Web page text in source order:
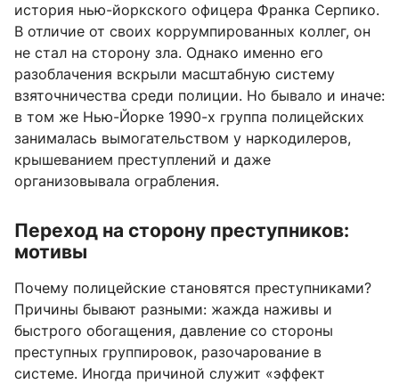
история нью-йоркского офицера Франка Серпико.
В отличие от своих коррумпированных коллег, он
не стал на сторону зла. Однако именно его
разоблачения вскрыли масштабную систему
взяточничества среди полиции. Но бывало и иначе:
в том же Нью-Йорке 1990-х группа полицейских
занималась вымогательством у наркодилеров,
крышеванием преступлений и даже
организовывала ограбления.
Переход на сторону преступников:
мотивы
Почему полицейские становятся преступниками?
Причины бывают разными: жажда наживы и
быстрого обогащения, давление со стороны
преступных группировок, разочарование в
системе. Иногда причиной служит «эффект